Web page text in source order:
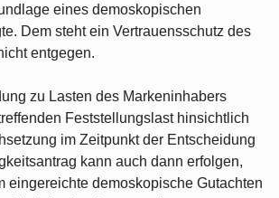
eines demoskopischen
Dem steht ein Vertrauensschutz des
entgegen.
zu Lasten des Markeninhabers
Feststellungslast hinsichtlich
im Zeitpunkt der Entscheidung
kann auch dann erfolgen,
eingereichte demoskopische Gutachten